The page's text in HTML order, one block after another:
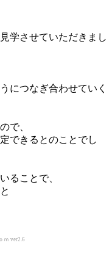
学させていただきまし
につなぎ合わせていく
で、
できるとのことでし
ることで、
ｍ ver2.6